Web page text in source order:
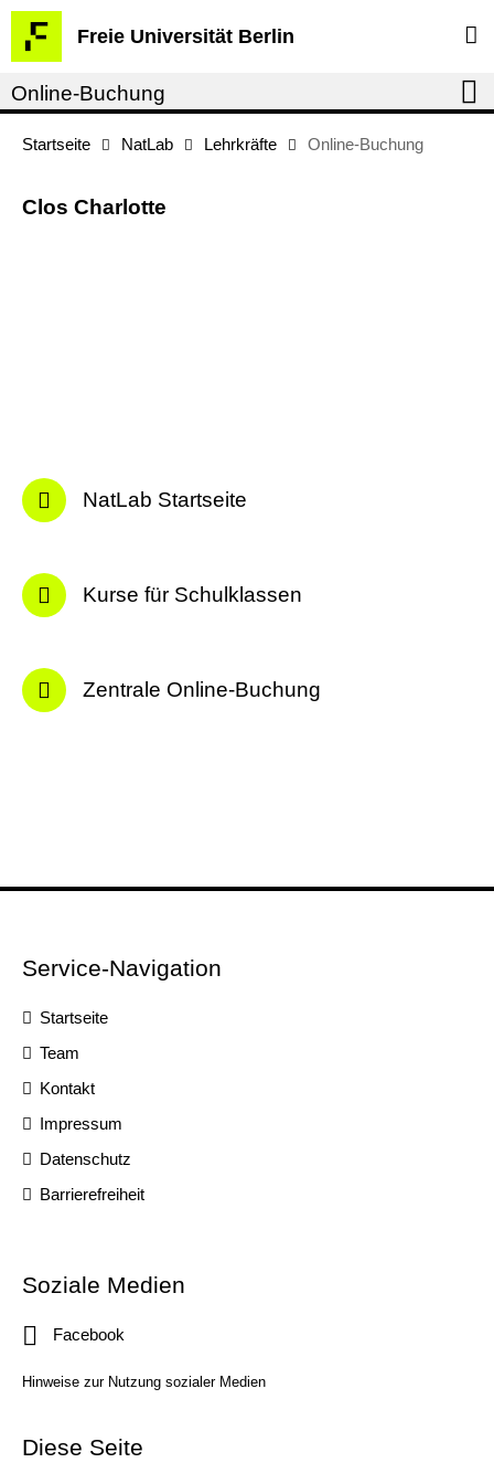
Springe
direkt
zu
Inhalt
Freie Universität Berlin
Service-
Navigation
Online-Buchung
Startseite NatLab Lehrkräfte Online-Buchung
Clos Charlotte
NatLab Startseite
Kurse für Schulklassen
Zentrale Online-Buchung
Service-Navigation
Startseite
Team
Kontakt
Impressum
Datenschutz
Barrierefreiheit
Soziale Medien
Facebook
Hinweise zur Nutzung sozialer Medien
Diese Seite